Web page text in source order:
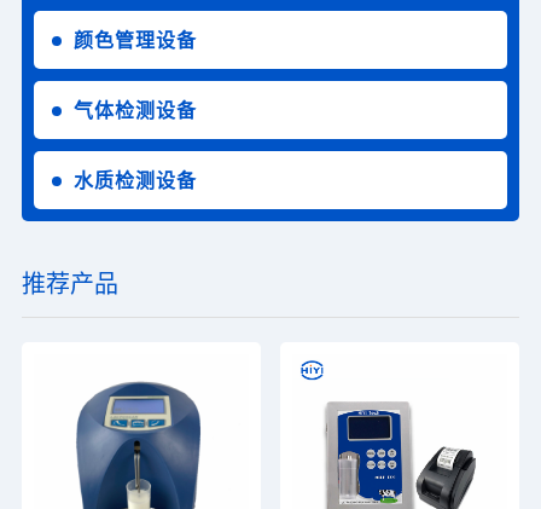
颜色管理设备
气体检测设备
水质检测设备
推荐产品